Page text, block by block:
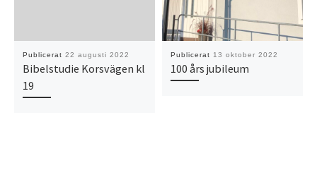
Publicerat 22 augusti 2022
Bibelstudie Korsvägen kl
19
Publicerat 13 oktober 2022
100 års jubileum